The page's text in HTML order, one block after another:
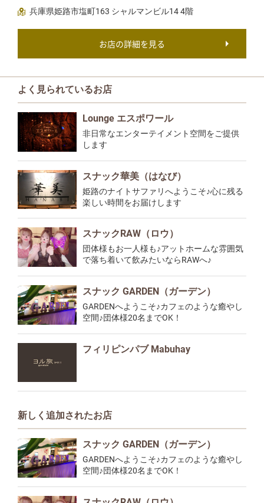
兵庫県姫路市塩町163 シャルマンビル14 4階
お店の詳細を見る
よく見られているお店
Lounge エスポワール
非日常なエンターテイメント空間をご提供
します
スナック華美（はなび）
姫路のナイトサファリへようこそ♪心に残る
楽しい時間をお届けします
スナックRAW（ロウ）
団体様もお一人様も♪アットホームな雰囲気
で落ち着いて飲みたいならRAWへ♪
スナック GARDEN（ガーデン）
GARDENへようこそ♪カフェのような癒やし
空間♪団体様20名までOK！
フィリピンパブ Mabuhay
新しく追加されたお店
スナック GARDEN（ガーデン）
GARDENへようこそ♪カフェのような癒やし
空間♪団体様20名までOK！